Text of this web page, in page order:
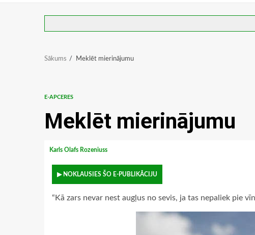
Sākums Meklēt mierinājumu
E-APCERES
Meklēt mierinājumu
Karls Olafs Rozeniuss
▶ NOKLAUSIES ŠO E-PUBLIKĀCIJU
“Kā zars nevar nest augļus no sevis, ja tas nepaliek pie